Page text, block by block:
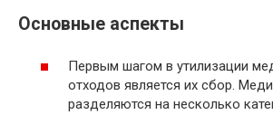
Основные аспекты
Первым шагом в утилизации
отходов является их сбор.
разделяются на несколько